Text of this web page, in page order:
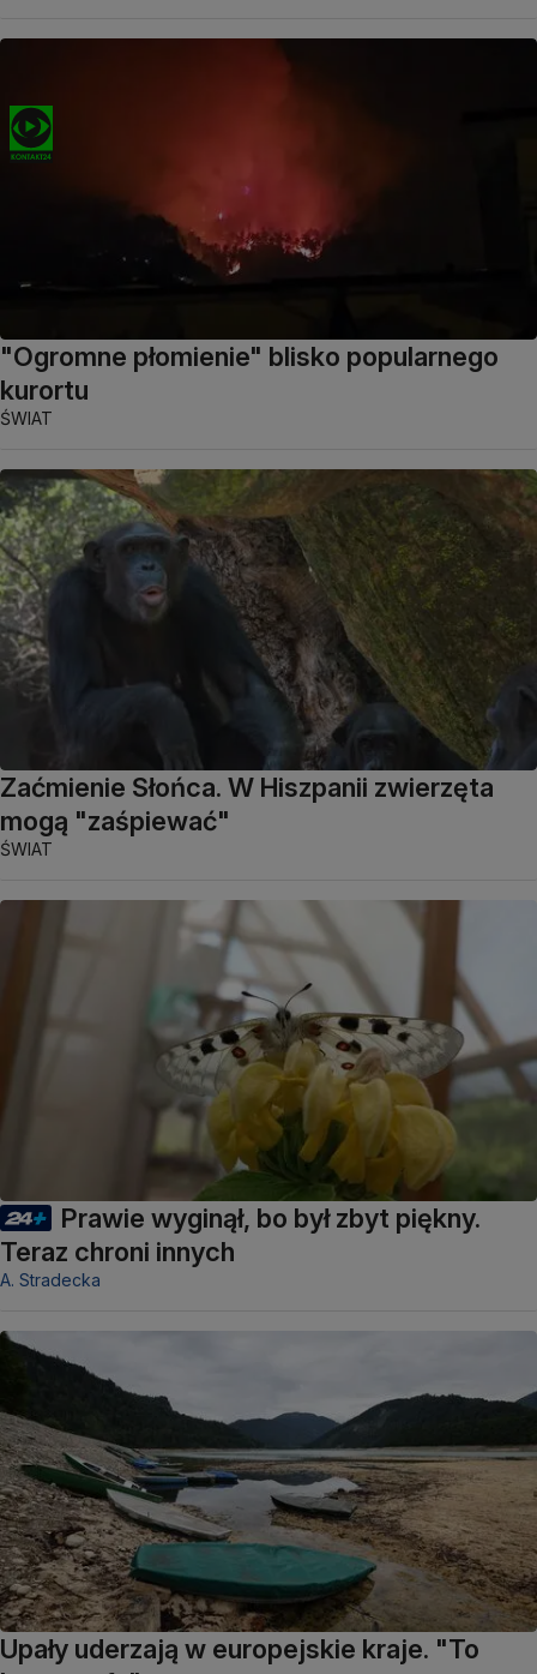
"Ogromne płomienie" blisko popularnego
kurortu
ŚWIAT
Zaćmienie Słońca. W Hiszpanii zwierzęta
mogą "zaśpiewać"
ŚWIAT
Prawie wyginął, bo był zbyt piękny.
Teraz chroni innych
A. Stradecka
Upały uderzają w europejskie kraje. "To